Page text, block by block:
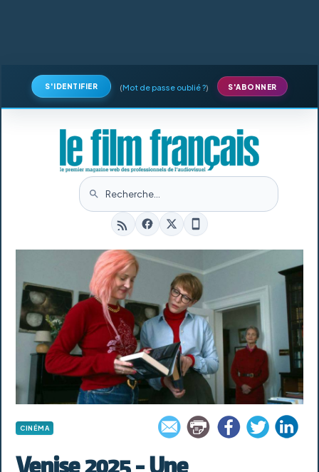
S'IDENTIFIER (Mot de passe oublié ?) S'ABONNER
CINÉMA
Venise 2025 - Une